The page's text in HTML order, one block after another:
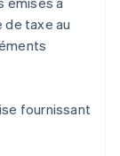
de taxe au
fournissant